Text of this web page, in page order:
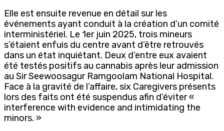
Elle est ensuite revenue en détail sur les
événements ayant conduit à la création d’un comité
interministériel. Le 1er juin 2025, trois mineurs
s’étaient enfuis du centre avant d’être retrouvés
dans un état inquiétant. Deux d’entre eux avaient
été testés positifs au cannabis après leur admission
au Sir Seewoosagur Ramgoolam National Hospital.
Face à la gravité de l’affaire, six Caregivers présents
lors des faits ont été suspendus afin d’éviter «
interference with evidence and intimidating the
minors. »